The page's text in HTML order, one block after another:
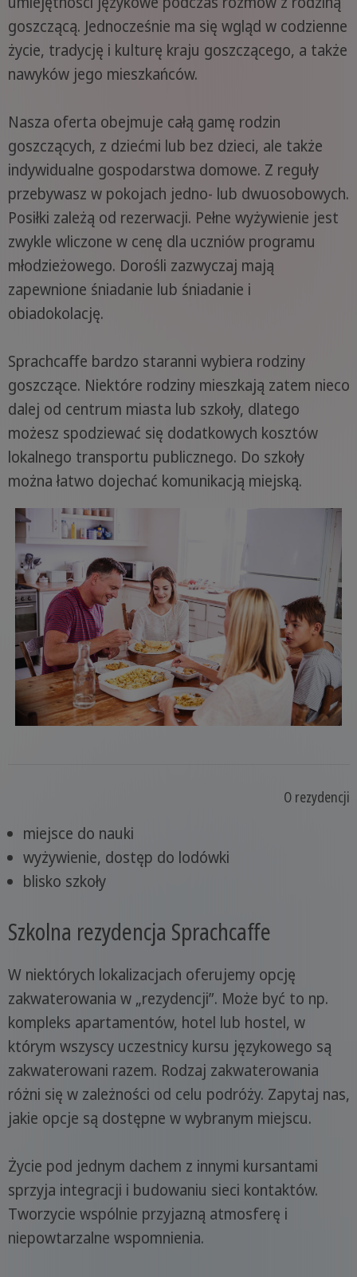
goszczącą. Jednocześnie ma się wgląd w codzienne
życie, tradycję i kulturę kraju goszczącego, a także
nawyków jego mieszkańców.
Nasza oferta obejmuje całą gamę rodzin
goszczących, z dziećmi lub bez dzieci, ale także
indywidualne gospodarstwa domowe. Z reguły
przebywasz w pokojach jedno- lub dwuosobowych.
Posiłki zależą od rezerwacji. Pełne wyżywienie jest
zwykle wliczone w cenę dla uczniów programu
młodzieżowego. Dorośli zazwyczaj mają
zapewnione śniadanie lub śniadanie i
obiadokolację.
Sprachcaffe bardzo staranni wybiera rodziny
goszczące. Niektóre rodziny mieszkają zatem nieco
dalej od centrum miasta lub szkoły, dlatego
możesz spodziewać się dodatkowych kosztów
lokalnego transportu publicznego. Do szkoły
można łatwo dojechać komunikacją miejską.
O rezydencji
miejsce do nauki
wyżywienie, dostęp do lodówki
blisko szkoły
Szkolna rezydencja Sprachcaffe
W niektórych lokalizacjach oferujemy opcję
zakwaterowania w „rezydencji”. Może być to np.
kompleks apartamentów, hotel lub hostel, w
którym wszyscy uczestnicy kursu językowego są
zakwaterowani razem. Rodzaj zakwaterowania
różni się w zależności od celu podróży. Zapytaj nas,
jakie opcje są dostępne w wybranym miejscu.
Życie pod jednym dachem z innymi kursantami
sprzyja integracji i budowaniu sieci kontaktów.
Tworzycie wspólnie przyjazną atmosferę i
niepowtarzalne wspomnienia.